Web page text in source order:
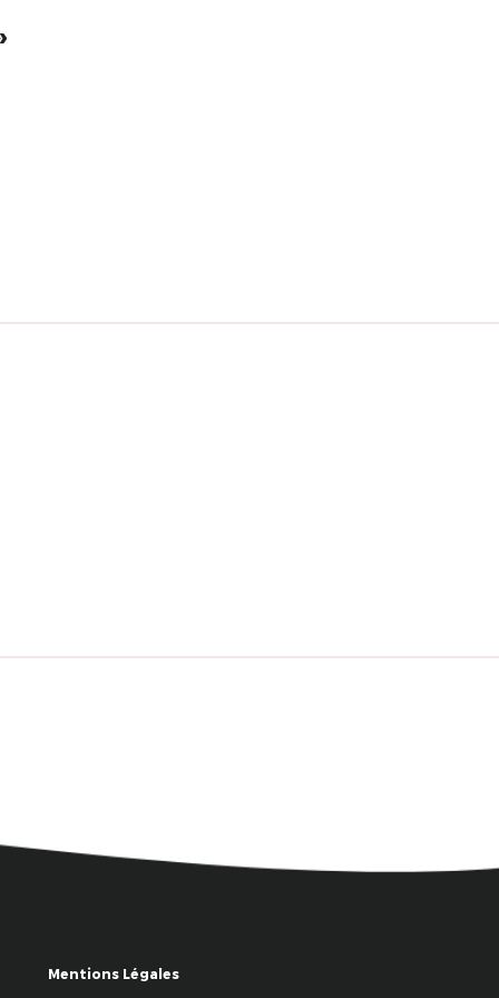
Mentions Légales